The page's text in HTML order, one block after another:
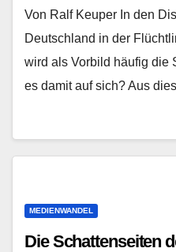
Von Ralf Keuper In den
Deutschland in der
wird als Vorbild häufig die
es damit auf sich? Aus
MEDIENWANDEL
Die Schattenseiten